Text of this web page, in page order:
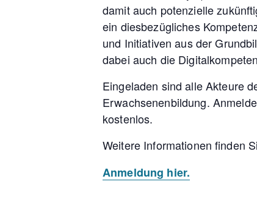
damit auch potenzielle
ein diesbezügliches
und Initiativen aus der
dabei auch die
Eingeladen sind alle Akteure
Erwachsenenbildung.
kostenlos.
Weitere Informationen finden
Anmeldung hier.